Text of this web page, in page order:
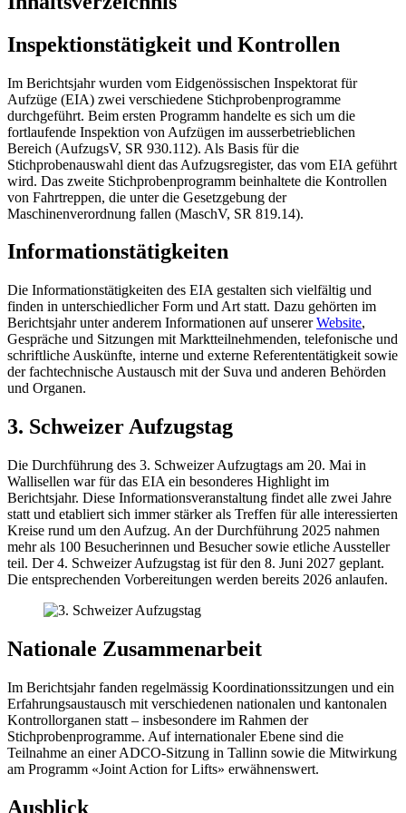
Inspektionstätigkeit und Kontrollen
Im Berichtsjahr wurden vom Eidgenössischen Inspektorat für
Aufzüge (EIA) zwei verschiedene Stichprobenprogramme
durchgeführt. Beim ersten Programm handelte es sich um die
fortlaufende Inspektion von Aufzügen im ausserbetrieblichen
Bereich (AufzugsV, SR 930.112). Als Basis für die
Stichprobenauswahl dient das Aufzugsregister, das vom EIA geführt
wird. Das zweite Stichprobenprogramm beinhaltete die Kontrollen
von Fahrtreppen, die unter die Gesetzgebung der
Maschinenverordnung fallen (MaschV, SR 819.14).
Informationstätigkeiten
Die Informationstätigkeiten des EIA gestalten sich vielfältig und
finden in unterschiedlicher Form und Art statt. Dazu gehörten im
Berichtsjahr unter anderem Informationen auf unsererWebsite,
Gespräche und Sitzungen mit Marktteilnehmenden, telefonische und
schriftliche Auskünfte, interne und externe Referententätigkeit sowie
der fachtechnische Austausch mit der Suva und anderen Behörden
und Organen.
3. Schweizer Aufzugstag
Die Durchführung des 3. Schweizer Aufzugtags am 20. Mai in
Wallisellen war für das EIA ein besonderes Highlight im
Berichtsjahr. Diese Informationsveranstaltung findet alle zwei Jahre
statt und etabliert sich immer stärker als Treffen für alle interessierten
Kreise rund um den Aufzug. An der Durchführung 2025 nahmen
mehr als 100 Besucherinnen und Besucher sowie etliche Aussteller
teil. Der 4. Schweizer Aufzugstag ist für den 8. Juni 2027 geplant.
Die entsprechenden Vorbereitungen werden bereits 2026 anlaufen.
Nationale Zusammenarbeit
Im Berichtsjahr fanden regelmässig Koordinationssitzungen und ein
Erfahrungsaustausch mit verschiedenen nationalen und kantonalen
Kontrollorganen statt – insbesondere im Rahmen der
Stichprobenprogramme. Auf internationaler Ebene sind die
Teilnahme an einer ADCO-Sitzung in Tallinn sowie die Mitwirkung
am Programm «Joint Action for Lifts» erwähnenswert.
Ausblick